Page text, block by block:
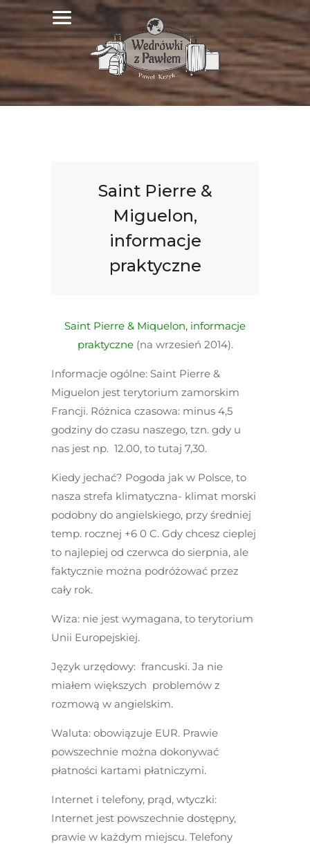
Saint Pierre &
Miguelon,
informacje
praktyczne
Saint Pierre & Miquelon, informacje
praktyczne (na wrzesień 2014).
Informacje ogólne: Saint Pierre &
Miguelon jest terytorium zamorskim
Francji. Różnica czasowa: minus 4,5
godziny do czasu naszego, tzn. gdy u
nas jest np. 12.00, to tutaj 7,30.
Kiedy jechać? Pogoda jak w Polsce, to
nasza strefa klimatyczna- klimat morski
podobny do angielskiego, przy średniej
temp. rocznej +6 0 C. Gdy chcesz cieplej
to najlepiej od czerwca do sierpnia, ale
faktycznie można podróżować przez
cały rok.
Wiza: nie jest wymagana, to terytorium
Unii Europejskiej.
Język urzędowy: francuski. Ja nie
miałem większych problemów z
rozmową w angielskim.
Waluta: obowiązuje EUR. Prawie
powszechnie można dokonywać
płatności kartami płatniczymi.
Internet i telefony, prąd, wtyczki:
Internet jest powszechnie dostępny,
prawie w każdym miejscu. Telefony